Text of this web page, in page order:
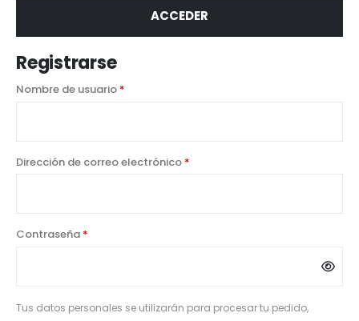
ACCEDER
Registrarse
Nombre de usuario *
Dirección de correo electrónico *
Contraseña *
Tus datos personales se utilizarán para procesar tu pedido,